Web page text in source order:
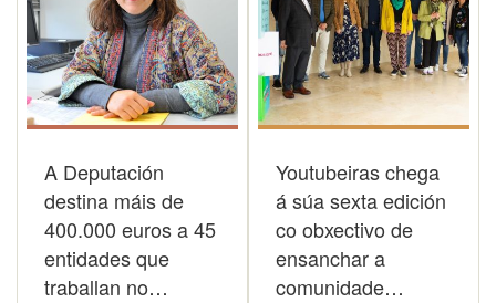
A Deputación
destina máis de
400.000 euros a 45
entidades que
traballan no…
Youtubeiras chega
á súa sexta edición
co obxectivo de
ensanchar a
comunidade…